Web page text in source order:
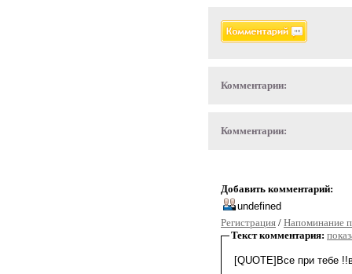
Комментарии:
Комментарии:
Добавить комментарий:
Регистрация / Напоминание
Текст комментария: